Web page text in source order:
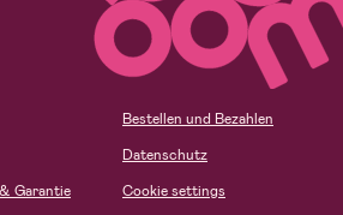
Garantie
Bestellen und Bezahlen
Datenschutz
Cookie settings